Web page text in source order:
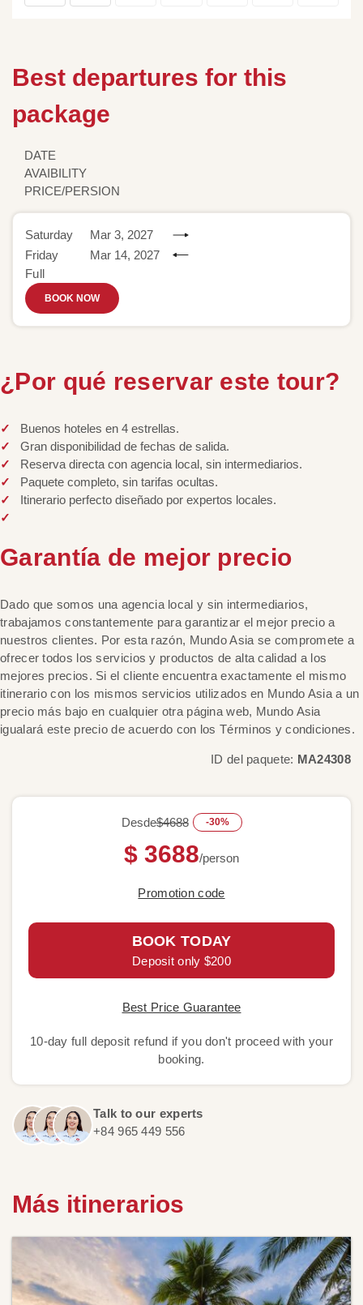
Best departures for this
package
DATE
AVAIBILITY
PRICE/PERSION
Saturday
Mar 3, 2027
Friday
Mar 14, 2027
Full
BOOK NOW
¿Por qué reservar este tour?
Buenos hoteles en 4 estrellas.
Gran disponibilidad de fechas de salida.
Reserva directa con agencia local, sin intermediarios.
Paquete completo, sin tarifas ocultas.
Itinerario perfecto diseñado por expertos locales.
Garantía de mejor precio
Dado que somos una agencia local y sin intermediarios,
trabajamos constantemente para garantizar el mejor precio a
nuestros clientes. Por esta razón, Mundo Asia se compromete a
ofrecer todos los servicios y productos de alta calidad a los
mejores precios. Si el cliente encuentra exactamente el mismo
itinerario con los mismos servicios utilizados en Mundo Asia a un
precio más bajo en cualquier otra página web, Mundo Asia
igualará este precio de acuerdo con los Términos y condiciones.
ID del paquete: MA24308
Desde$4688 -30%
$ 3688/person
Promotion code
BOOK TODAY
Deposit only $200
Best Price Guarantee
10-day full deposit refund if you don't proceed with your
booking.
Talk to our experts
+84 965 449 556
Más itinerarios